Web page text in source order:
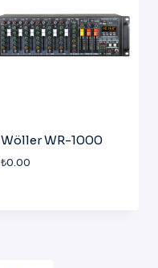
Wöller WR-1000
₺0.00